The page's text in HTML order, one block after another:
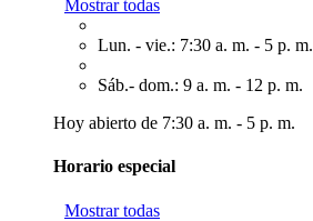
Mostrar todas
Lun. - vie.: 7:30 a. m. - 5 p. m.
Sáb.- dom.: 9 a. m. - 12 p. m.
Hoy abierto de 7:30 a. m. - 5 p. m.
Horario especial
Mostrar todas